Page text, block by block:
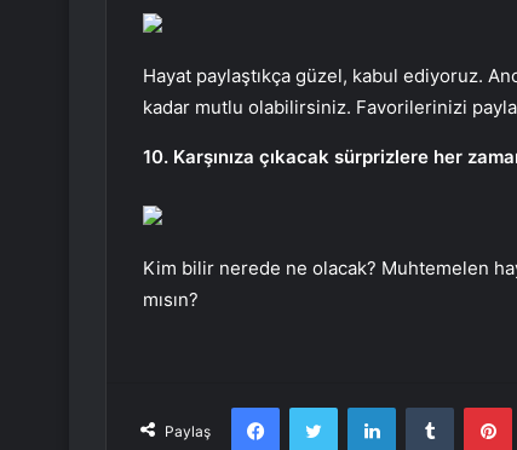
Hayat paylaştıkça güzel, kabul ediyoruz.
kadar mutlu olabilirsiniz. Favorilerinizi
10. Karşınıza çıkacak sürprizlere her
Kim bilir nerede ne olacak? Muhtemelen
mısın?
Paylaş
FacebookTwitter LinkedInTumblr